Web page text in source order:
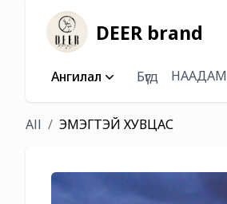
DEER brand
Ангилал Бүгд НААДАМ
All ЭМЭГТЭЙ ХУВЦАС